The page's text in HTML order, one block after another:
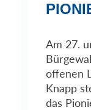
Am 27.
offenen
Knapp
das